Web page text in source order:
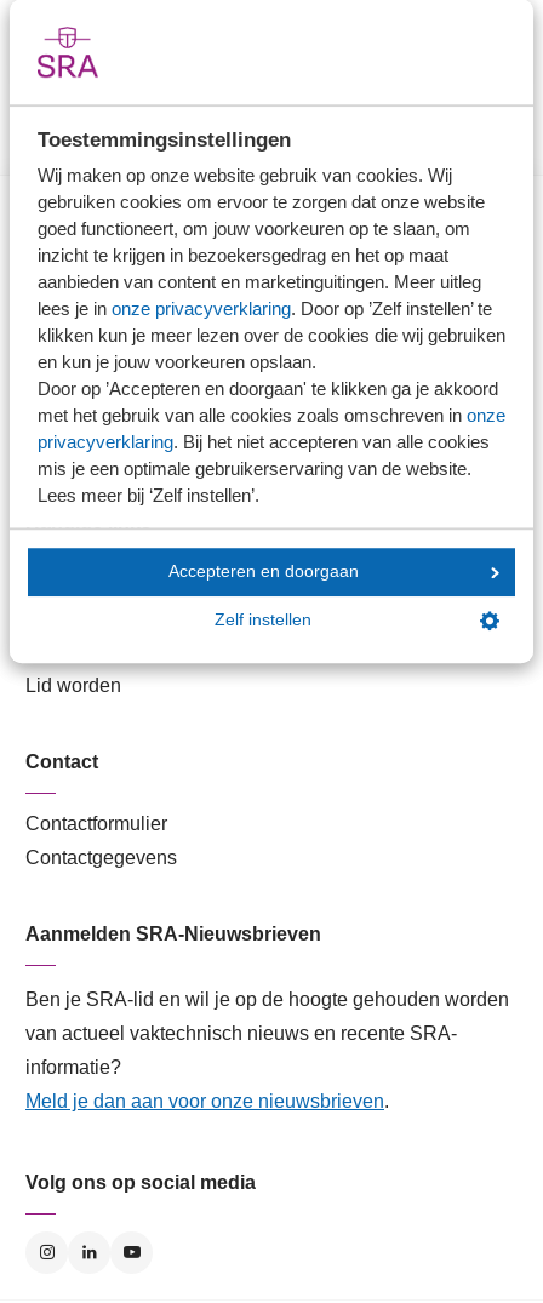
Toestemmingsinstellingen
Wij maken op onze website gebruik van cookies. Wij
gebruiken cookies om ervoor te zorgen dat onze website
goed functioneert, om jouw voorkeuren op te slaan, om
inzicht te krijgen in bezoekersgedrag en het op maat
aanbieden van content en marketinguitingen. Meer uitleg
lees je in onze privacyverklaring. Door op ’Zelf instellen’ te
klikken kun je meer lezen over de cookies die wij gebruiken
en kun je jouw voorkeuren opslaan.
Door op ’Accepteren en doorgaan' te klikken ga je akkoord
met het gebruik van alle cookies zoals omschreven in onze
privacyverklaring. Bij het niet accepteren van alle cookies
mis je een optimale gebruikerservaring van de website.
Lees meer bij ‘Zelf instellen’.
Accepteren en doorgaan
Zelf instellen
halfjaarlijks respectievelijk per kwartaal
rapporteert
Direct naar
Stel je vaktechnische vraag
Branche in Zicht
Dossiers
Kantoorvinder
Nieuwsbank
Veilig bestanden delen
Lid worden
Contact
Contactformulier
Contactgegevens
Aanmelden SRA-Nieuwsbrieven
Ben je SRA-lid en wil je op de hoogte gehouden worden
van actueel vaktechnisch nieuws en recente SRA-
informatie?
Meld je dan aan voor onze nieuwsbrieven.
Volg ons op social media